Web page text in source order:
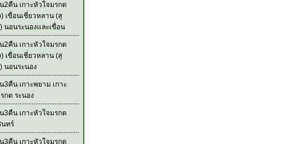
2คืน เกาะหัวใจมรกต
) เขื่อนเชี่ยวหลาน (สุ
นอนระนองและเขื่อน
2คืน เกาะหัวใจมรกต
) เขื่อนเชี่ยวหลาน (สุ
นอนระนอง
3คืน เกาะพยาม เกาะ
กต ระนอง
3คืน เกาะหัวใจมรกต
นทร์
3คืน เกาะหัวใจมรกต